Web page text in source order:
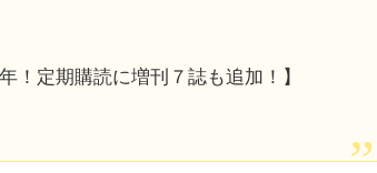
定期購読に増刊７誌も追加！】